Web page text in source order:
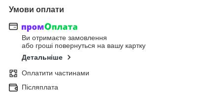
Умови оплати
Ви отримаєте замовлення
або гроші повернуться на вашу картку
Детальніше
Оплатити частинами
Післяплата